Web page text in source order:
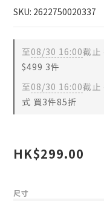
SKU: 2622750020337
至08/30 16:00截止
$499 3件
至08/30 16:00截止
式 買3件85折
HK$299.00
尺寸